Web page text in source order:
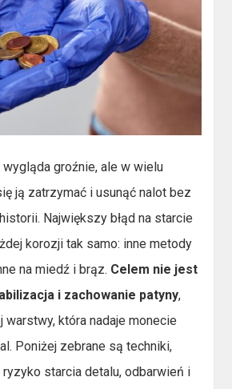
wygląda groźnie, ale w wielu
ją zatrzymać i usunąć nalot bez
Największy błąd na starcie
korozji tak samo: inne metody
na miedź i brąz. Celem nie jest
i zachowanie patyny,
warstwy, która nadaje monecie
Poniżej zebrane są techniki,
ryzyko starcia detalu, odbarwień i